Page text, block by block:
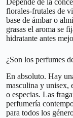
Depende de la
florales-frutales de
base de ámbar o
grasas el aroma se
hidratante antes
¿Son los perfumes
En absoluto. Hay
masculina y unisex,
o especias. Las
perfumería
para todos los